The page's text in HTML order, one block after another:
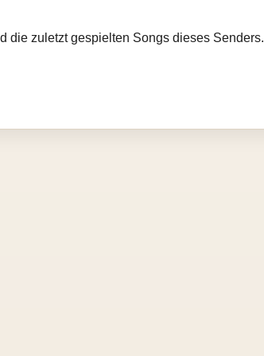
die zuletzt gespielten Songs dieses Senders.